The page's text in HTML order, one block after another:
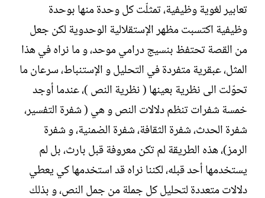
تعابير لغوية وظيفية، تمثلّت كل وحدة منها بوحدة
وظيفية اكتسبت مظهر الإستقلالية الوحدوية لكن جعل
من القصة تحتفظ بنسيج درامي موحد، و ما نراه في هذا
المثل، عبقرية متفردة في التحليل و الإستنباط، سرعان ما
تحوّلت الى نظرية بعينها ( نظرية النص )، عندما أوجد
خمسة شفرات تنظم دلالات النص و هي ( شفرة التفسير،
شفرة الحدث، شفرة الثقافة، شفرة الضمنية، و شفرة
الرمز)، هذه الطريقة لم تكن معروفة قبل بارث، بل لم
يستخدمها أحد قبله، لكننا نراه قد استخدمها كي يعطي
دلالات متعددة لتحليل كل جملة من جمل النص، و بذلك